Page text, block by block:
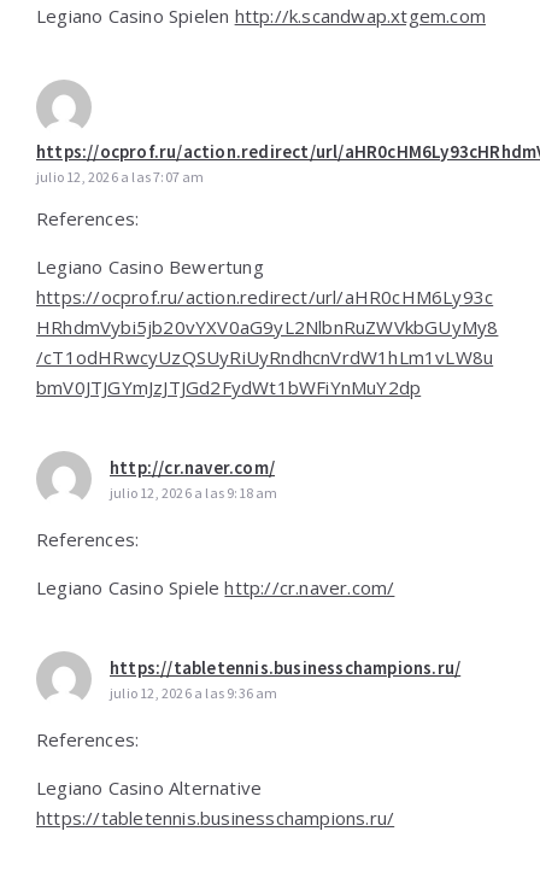
Legiano Casino Spielen http://k.scandwap.xtgem.com
https://ocprof.ru/action.redirect/url/
julio 12, 2026 a las 7:07 am
References:
Legiano Casino Bewertung
https://ocprof.ru/action.redirect/url/aHR0cHM6Ly93c
HRhdmVybi5jb20vYXV0aG9yL2NlbnRuZWVkbGUyMy8
/cT1odHRwcyUzQSUyRiUyRndhcnVrdW1hLm1vLW8u
bmV0JTJGYmJzJTJGd2FydWt1bWFiYnMuY2dp
http://cr.naver.com/
julio 12, 2026 a las 9:18 am
References:
Legiano Casino Spielehttp://cr.naver.com/
https://tabletennis.businesschampions.ru/
julio 12, 2026 a las 9:36 am
References:
Legiano Casino Alternative
https://tabletennis.businesschampions.ru/